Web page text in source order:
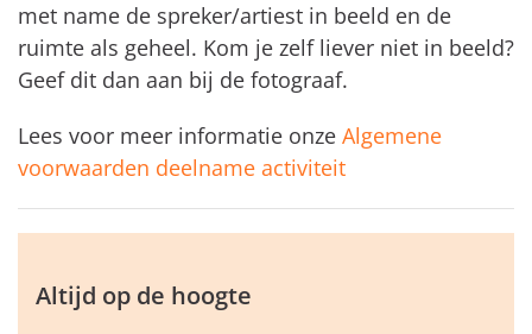
met name de spreker/artiest in beeld en de
ruimte als geheel. Kom je zelf liever niet in beeld?
Geef dit dan aan bij de fotograaf.
Lees voor meer informatie onze Algemene
voorwaarden deelname activiteit
Altijd op de hoogte